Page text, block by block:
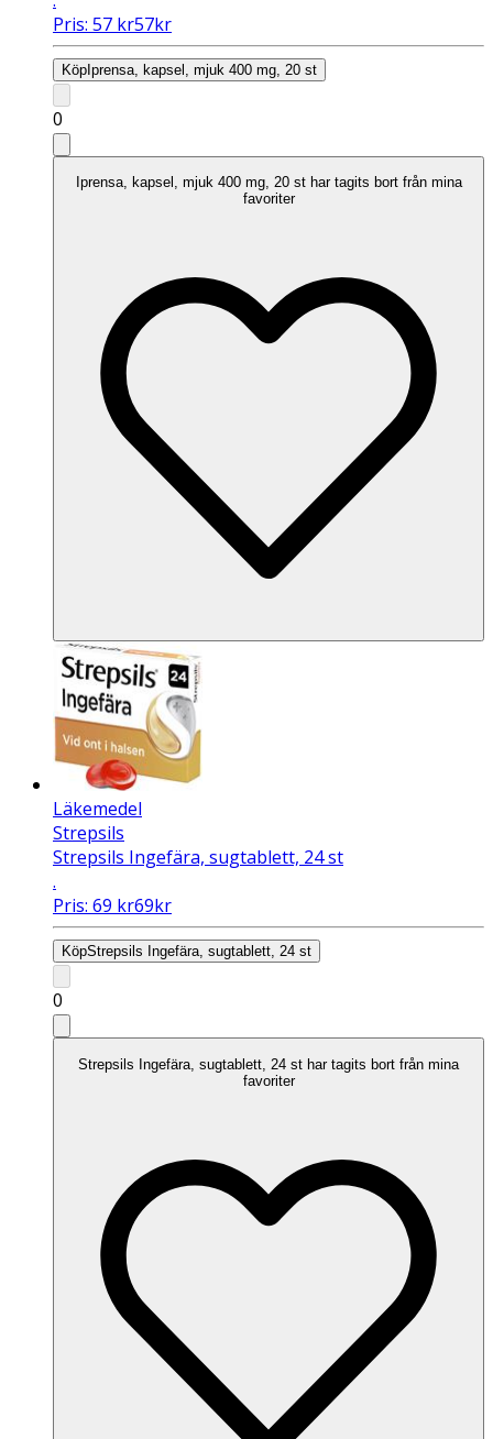
Pris: 57 kr57kr
KöpIprensa, kapsel, mjuk 400 mg, 20 st
0
Iprensa, kapsel, mjuk 400 mg, 20 st har tagits bort från mina
favoriter
Läkemedel
Strepsils
Strepsils Ingefära, sugtablett, 24 st
.
Pris: 69 kr69kr
KöpStrepsils Ingefära, sugtablett, 24 st
0
Strepsils Ingefära, sugtablett, 24 st har tagits bort från mina
favoriter